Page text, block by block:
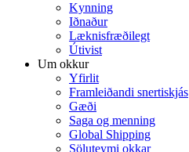
Kynning
Iðnaður
Læknisfræðilegt
Útivist
Um okkur
Yfirlit
Framleiðandi snertiskjás
Gæði
Saga og menning
Global Shipping
Söluteymi okkar